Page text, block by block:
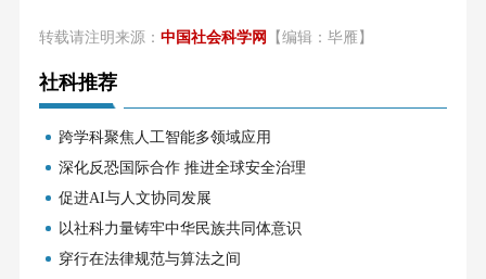
转载请注明来源： 中国社会科学网 【编辑：毕雁】
社科推荐
跨学科聚焦人工智能多领域应用
深化反恐国际合作 推进全球安全治理
促进AI与人文协同发展
以社科力量铸牢中华民族共同体意识
穿行在法律规范与算法之间